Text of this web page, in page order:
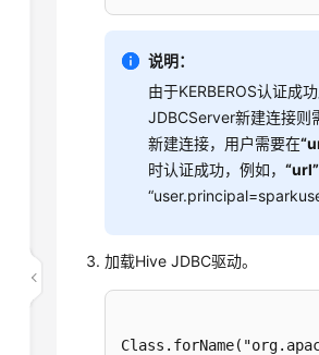
说明：
由于KERBEROS认证成
JDBCServer新建连接则
新建连接，用户需要在
时认证成功，例如，“url”
加载Hive JDBC驱动。
Class .forName